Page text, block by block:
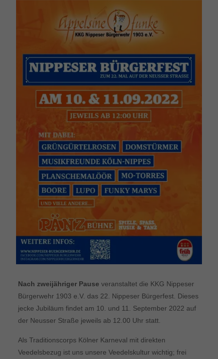
Nach zweijähriger Pause veranstaltet die KKG Nippeser
Bürgerwehr 1903 e.V. das 22. Nippeser Bürgerfest. Dieses
jecke Jubiläum findet am 10. und 11. September 2022 auf
der Neusser Straße jeweils ab 12.00 Uhr statt.
Als Traditionscorps Kölner Karneval mit direkten
Veedelsbezug ist uns unsere Veedelskultur wichtig; frei